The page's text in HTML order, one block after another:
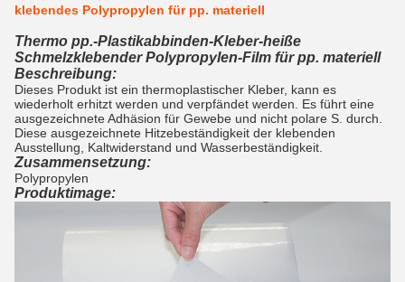
klebendes Polypropylen für pp. materiell
Thermo pp.-Plastikabbinden-Kleber-heiße
Schmelzklebender Polypropylen-Film für pp. materiell
Beschreibung:
Dieses Produkt ist ein thermoplastischer Kleber, kann es
wiederholt erhitzt werden und verpfändet werden. Es führt eine
ausgezeichnete Adhäsion für Gewebe und nicht polare S. durch.
Diese ausgezeichnete Hitzebeständigkeit der klebenden
Ausstellung, Kaltwiderstand und Wasserbeständigkeit.
Zusammensetzung:
Polypropylen
Produktimage: